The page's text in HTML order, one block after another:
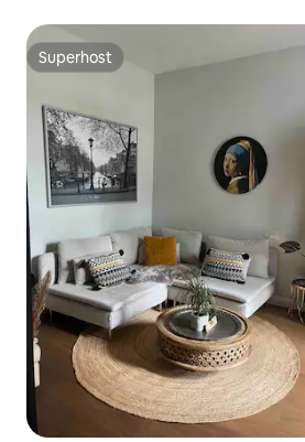
Superhost
Superhost